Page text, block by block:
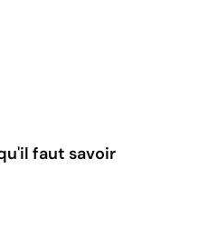
faut savoir